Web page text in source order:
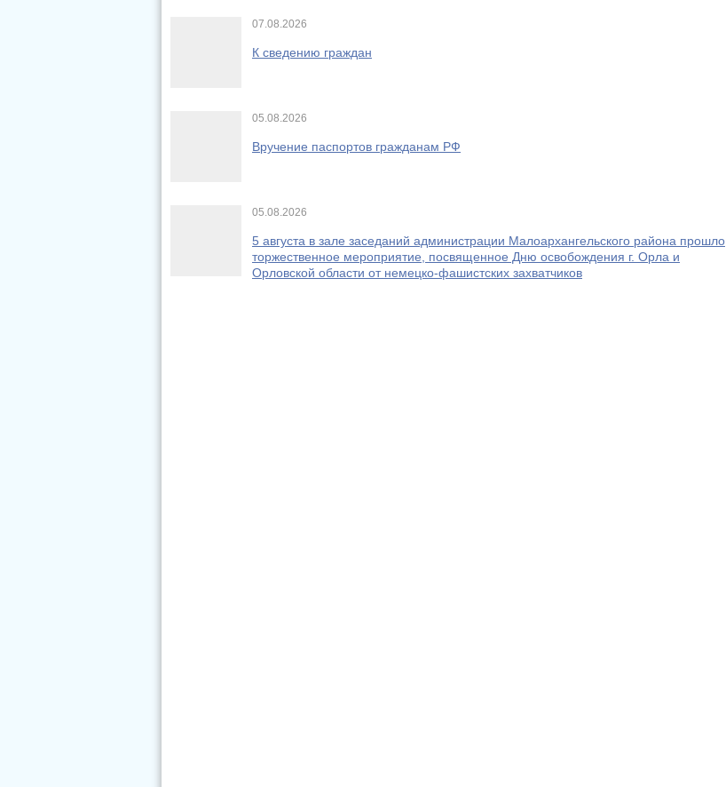
07.08.2026
К сведению граждан
05.08.2026
Вручение паспортов гражданам РФ
05.08.2026
5 августа в зале заседаний администрации Малоархангельского района прошло
торжественное мероприятие, посвященное Дню освобождения г. Орла и
Орловской области от немецко-фашистских захватчиков